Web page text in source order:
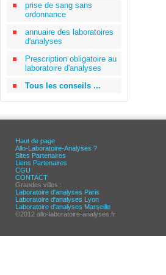
prise de sang sans
ordonnance
annuaire des laboratoires
d'analyses
Prescription obligatoire au
laboratoire d'analyses
Tous les conseils ...
Haut de page
Allo-Laboratoire-Analyses ?
Sites Partenaires
Liens Partenaires
CGU
CONTACT
Grandes villes :
Laboratoire d'analyses Paris
Laboratoire d'analyses Lyon
Laboratoire d'analyses Marseille
©2012 allo-laboratoire-analyses.fr